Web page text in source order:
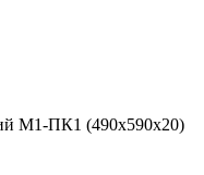
М1-ПК1 (490x590x20)